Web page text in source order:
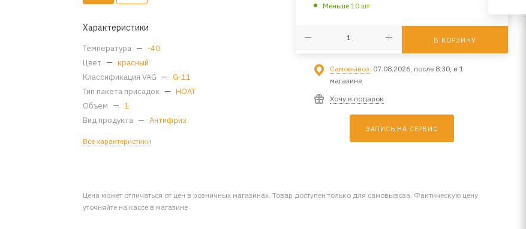
Характеристики
Температура — -40
Цвет — красный
Классификация VAG — G-11
Тип пакета присадок — HOAT
Объем — 1
Вид продукта — Антифриз
Все характеристики
Меньше 10 шт
В КОРЗИНУ
Самовывоз: 07.08.2026, после 8:30, в 1
магазине
Хочу в подарок
ЗАПИСЬ НА СЕРВИС
Цена может отличаться от цен в розничных магазинах. Товар доступен только для самовывоза. Фактическую цену
уточняйте на кассе в магазине